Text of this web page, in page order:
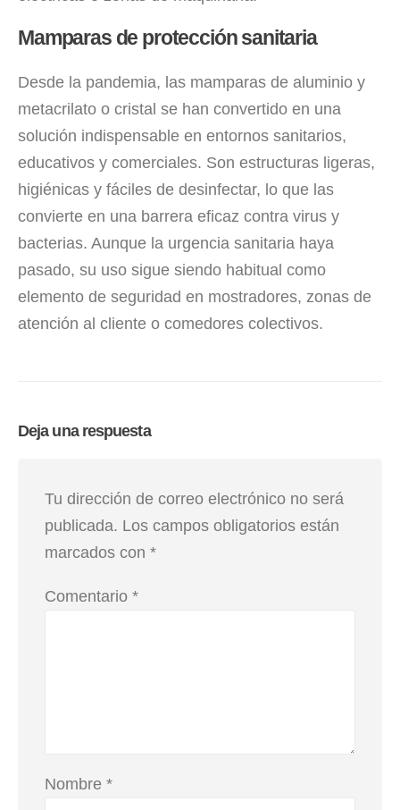
Mamparas de protección sanitaria
Desde la pandemia, las mamparas de aluminio y
metacrilato o cristal se han convertido en una
solución indispensable en entornos sanitarios,
educativos y comerciales. Son estructuras ligeras,
higiénicas y fáciles de desinfectar, lo que las
convierte en una barrera eficaz contra virus y
bacterias. Aunque la urgencia sanitaria haya
pasado, su uso sigue siendo habitual como
elemento de seguridad en mostradores, zonas de
atención al cliente o comedores colectivos.
Deja una respuesta
Tu dirección de correo electrónico no será
publicada. Los campos obligatorios están
marcados con *
Comentario *
Nombre *